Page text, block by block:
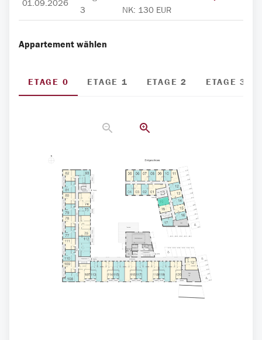
01.09.2026
3
NK: 130 EUR
Appartement wählen
ETAGE 0 ETAGE 1 ETAGE 2 ETAGE 3